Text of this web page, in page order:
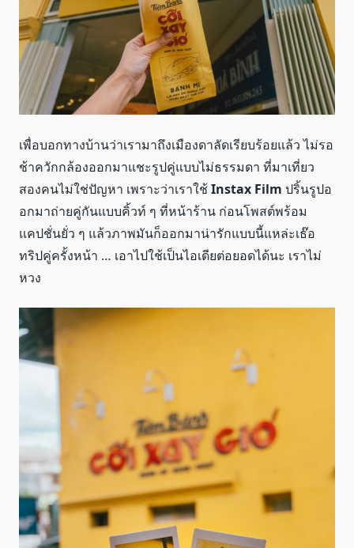
เพื่อบอกทางบ้านว่าเรามาถึงเมืองดาลัดเรียบร้อยแล้ว ไม่รอ
ช้าควักกล้องออกมาแชะรูปคู่แบบไม่ธรรมดา ที่มาเที่ยว
สองคนไม่ใช่ปัญหา เพราะว่าเราใช้Instax Film ปริ้นรูปอ
อกมาถ่ายคู่กันแบบคิ้วท์ ๆ ที่หน้าร้าน ก่อนโพสต์พร้อม
แคปชั่นยั่ว ๆ แล้วภาพมันก็ออกมาน่ารักแบบนี้แหล่ะเธ๊อ
ทริปคู่ครั้งหน้า … เอาไปใช้เป็นไอเดียต่อยอดได้นะ เราไม่
หวง